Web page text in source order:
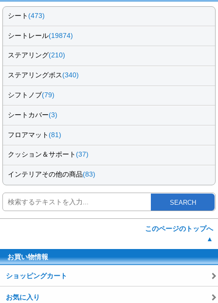
シート(473)
シートレール(19874)
ステアリング(210)
ステアリングボス(340)
シフトノブ(79)
シートカバー(3)
フロアマット(81)
クッション＆サポート(37)
インテリアその他の商品(83)
SEARCH
このページのトップへ
▲
お買い物情報
ショッピングカート
お気に入り